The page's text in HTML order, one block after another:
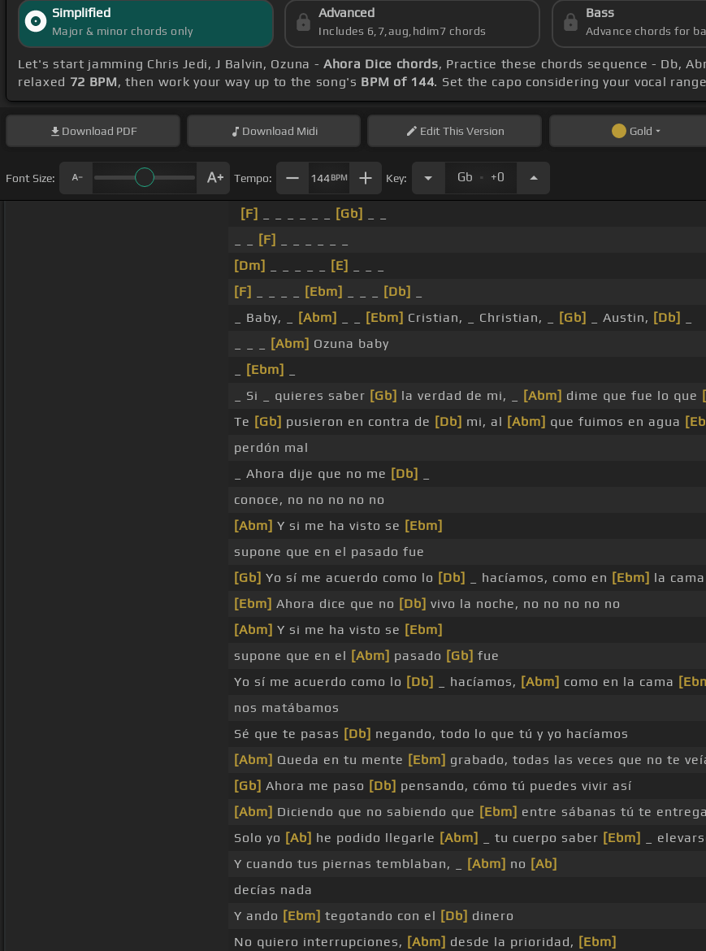
Simplified
Major & minor chords only
Advanced
Includes 6,7,aug,hdim7 chords
Bass
Advance chords for
Let's start jamming Chris Jedi, J Balvin, Ozuna - Ahora Dice chords, Practice these chords sequence - Db,
relaxed 72 BPM, then work your way up to the song's BPM of 144. Set the capo considering your vocal
Download PDF Download Midi EditThis Version Gold
Font Size: Tempo: 144BPM Key: Gb . +0
[F] [Gb]
[F]
[Dm]
[E]
[F]
[Ebm] [Db]
_ Baby, _
[Abm] [Ebm] Cristian, _ Christian, _ [Gb] _ Austin, [Db]
[Abm] Ozuna baby
[Ebm]
_ Si _ quieres saber [Gb] la verdad de mi, _ [Abm] dime que fue lo que
Te [Gb] pusieron en contra de [Db] mi, al [Abm] que fuimos en agua
perdón mal
_ Ahora dije que no me [Db]
conoce, no no no no no
[Abm] Y si me ha visto se [Ebm]
supone que en el pasado fue
[Gb] Yo sí me acuerdo como lo [Db] _ hacíamos, como en [Ebm] la cama
[Ebm] Ahora dice que no [Db] vivo la noche, no no no no no
[Abm] Y si me ha visto se [Ebm]
supone que en el [Abm] pasado [Gb] fue
Yo sí me acuerdo como lo [Db] _ hacíamos, [Abm] como en la cama
nos matábamos
Sé que te pasas [Db] negando, todo lo que tú y yo hacíamos
[Abm] Queda en tu mente [Ebm] grabado, todas las veces que no te
[Gb] Ahora me paso [Db] pensando, cómo tú puedes vivir así
[Abm] Diciendo que no sabiendo que [Ebm] entre sábanas tú te
Solo yo [Ab] he podido llegarle [Abm] _ tu cuerpo saber [Ebm]
_
Y cuando tus piernas temblaban, _
[Abm] no [Ab]
decías nada
Y ando [Ebm] tegotando con el [Db] dinero
No quiero interrupciones, [Abm] desde la prioridad, [Ebm]